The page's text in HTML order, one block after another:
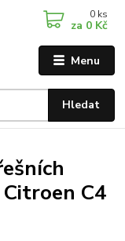
Menu
Hledat
0 ks
za 0 Kč
C4